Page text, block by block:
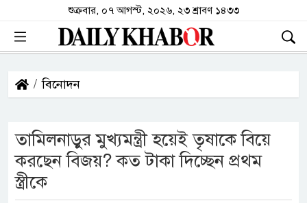
শুক্রবার, ০৭ আগস্ট, ২০২৬, ২৩ শ্রাবণ ১৪৩৩
বিনোদন
তামিলনাড়ুর মুখ্যমন্ত্রী হয়েই তৃষাকে বিয়ে
করছেন বিজয়? কত টাকা দিচ্ছেন প্রথম
স্ত্রীকে